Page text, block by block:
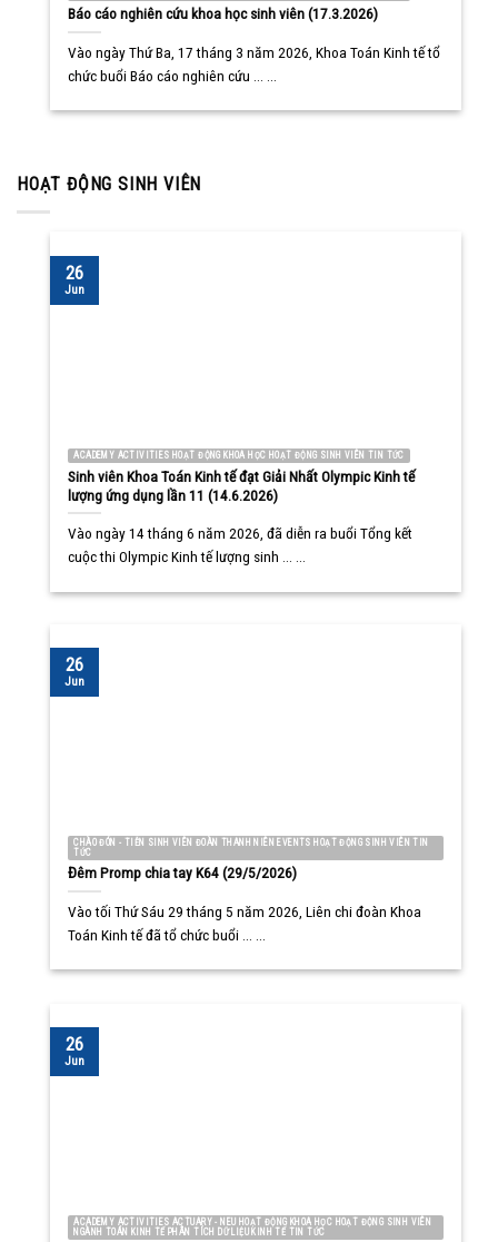
Báo cáo nghiên cứu khoa học sinh viên (17.3.2026)
Vào ngày Thứ Ba, 17 tháng 3 năm 2026, Khoa Toán Kinh tế tổ
chức buổi Báo cáo nghiên cứu ... ...
HOẠT ĐỘNG SINH VIÊN
ACADEMY ACTIVITIES HOẠT ĐỘNG KHOA HỌC HOẠT ĐỘNG SINH VIÊN TIN TỨC
Sinh viên Khoa Toán Kinh tế đạt Giải Nhất Olympic Kinh tế
lượng ứng dụng lần 11 (14.6.2026)
Vào ngày 14 tháng 6 năm 2026, đã diễn ra buổi Tổng kết
cuộc thi Olympic Kinh tế lượng sinh ... ...
26
Jun
CHÀO ĐÓN - TIỄN SINH VIÊN ĐOÀN THANH NIÊN EVENTS HOẠT ĐỘNG SINH VIÊN TIN
TỨC
Đêm Promp chia tay K64 (29/5/2026)
Vào tối Thứ Sáu 29 tháng 5 năm 2026, Liên chi đoàn Khoa
Toán Kinh tế đã tổ chức buổi ... ...
26
Jun
ACADEMY ACTIVITIES ACTUARY - NEU HOẠT ĐỘNG KHOA HỌC HOẠT ĐỘNG SINH VIÊN
NGÀNH TOÁN KINH TẾ PHÂN TÍCH DỮ LIỆU KINH TẾ TIN TỨC
26
Jun